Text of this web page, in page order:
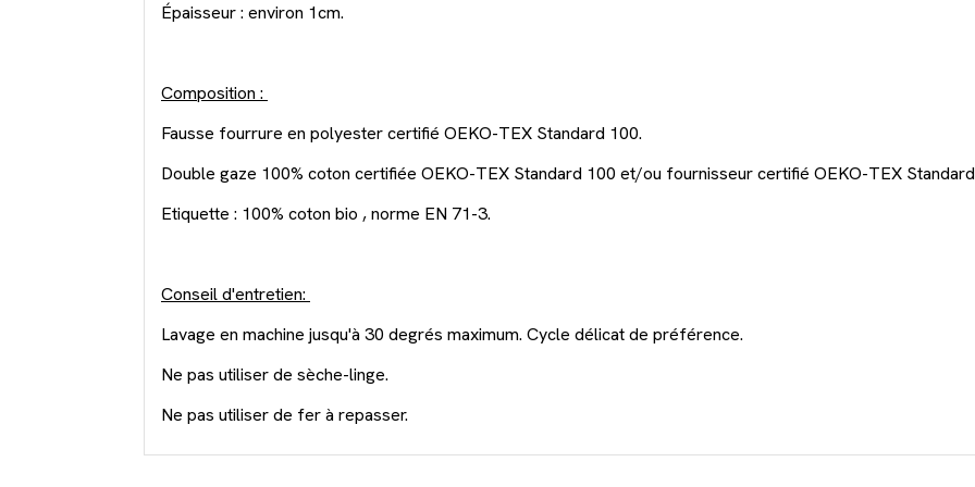
Épaisseur : environ 1cm.
Composition :
Fausse fourrure en polyester certifié OEKO-TEX Standard 100.
Double gaze 100% coton certifiée OEKO-TEX Standard 100 et/ou fournisseur certifié OEKO-TEX
Etiquette : 100% coton bio , norme EN 71-3.
Conseil d'entretien:
Lavage en machine jusqu'à 30 degrés maximum. Cycle délicat de préférence.
Ne pas utiliser de sèche-linge.
Ne pas utiliser de fer à repasser.